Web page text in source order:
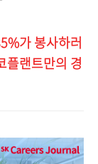
가 봉사하러
플랜트만의 경